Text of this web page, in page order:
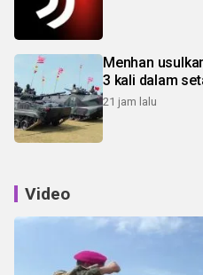
Menhan
3 kali dalam
21 jam lalu
Video